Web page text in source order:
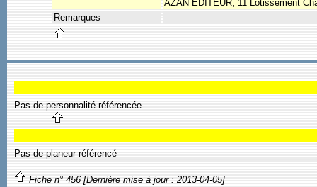
AZAN EDITEUR, 11 Lotissement
Remarques
Pas de personnalité référencée
Pas de planeur référencé
Fiche n° 456 [Dernière mise à jour : 2013-04-05]